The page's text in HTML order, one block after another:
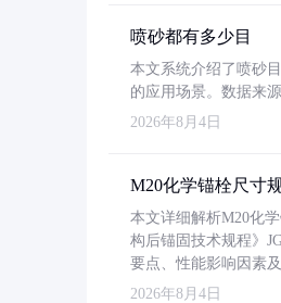
喷砂都有多少目
本文系统介绍了喷砂
的应用场景。数据来
2026年8月4日
M20化学锚栓尺寸
本文详细解析M20化
构后锚固技术规程》
要点、性能影响因素
2026年8月4日